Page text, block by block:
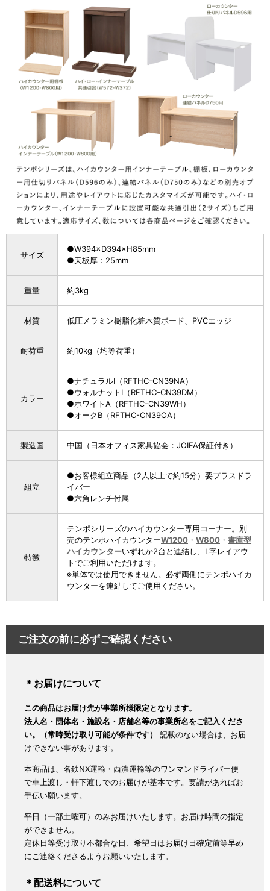
サイズ
●W394×D394×H85mm
●天板厚：25mm
重量 約3kg
材質 低圧メラミン樹脂化粧木質ボード、PVCエッジ
耐荷重 約10kg（均等荷重）
カラー
●ナチュラルI（RFTHC-CN39NA）
●ウォルナットI（RFTHC-CN39DM）
●ホワイトA（RFTHC-CN39WH）
●オークB（RFTHC-CN39OA）
製造国 中国（日本オフィス家具協会：JOIFA保証付き）
組立
●お客様組立商品（2人以上で約15分）要プラスドラ
イバー
●六角レンチ付属
特徴
テンポシリーズのハイカウンター専用コーナー。別
売のテンポハイカウンターW1200 ・ W800 ・ 書庫型
ハイカウンターいずれか2台と連結し、L字レイアウ
トでご利用いただけます。
※単体では使用できません。必ず両側にテンポハイカ
ウンターを連結してご使用ください。
ご注文の前に必ずご確認ください
＊お届けについて
この商品はお届け先が事業所様限定となります。
法人名・団体名・施設名・店舗名等の事業所名をご記入くださ
い。（常時受け取り可能が条件です）
記載のない場合は、お届
けできない事があります。
本商品は、名鉄NX運輸・西濃運輸等のワンマンドライバー便
で車上渡し・軒下渡しでのお届けが基本です。要請があればお
手伝い願います。
平日（一部土曜可）のみお届けいたします。お届け時間の指定
ができません。
定休日等受け取り不都合な日、希望日はお届け日確定前等早め
にご連絡くださるようお願いいたします。
＊配送料について